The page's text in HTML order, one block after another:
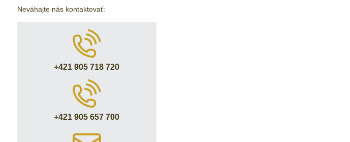
Neváhajte nás kontaktovať:
+421 905 718 720
+421 905 657 700